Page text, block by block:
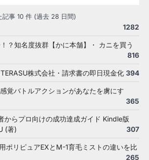
記事 10 件 (過去 28 日間)
1282
？知名度抜群【かに本舗】・ カニを買う
816
株式会社・請求書の即日現金化 394
覚バトルアクションがあなたを虜にす
365
からプロ向けの成功達成ガイド Kindle版
(著)
307
ポリピュアEXとM-1育毛ミストの違いを比
265